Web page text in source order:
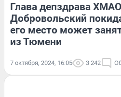
Глава депздрава
Добровольский
его место может
из Тюмени
7 октября, 2024, 16:05 3 242